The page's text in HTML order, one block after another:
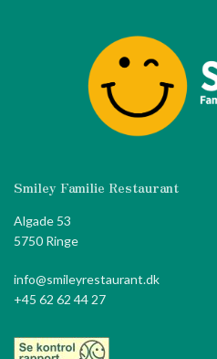
Smiley Familie Restaurant
Algade 53
5750 Ringe
info@smileyrestaurant.dk
+45 62 62 44 27